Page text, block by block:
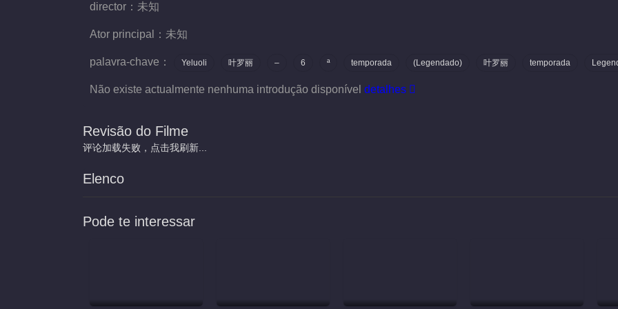
director： 未知
Ator principal： 未知
palavra-chave： Yeluoli 叶罗丽 – 6 ª temporada (Legendado) 叶罗丽 temporada
Não existe actualmente nenhuma introdução disponível detalhes
Revisão do Filme
评论加载失败，点击我刷新...
Elenco
Pode te interessar